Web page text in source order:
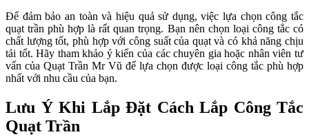
Để đảm bảo an toàn và hiệu quả sử dụng, việc lựa chọn công tắc
quạt trần phù hợp là rất quan trọng. Bạn nên chọn loại công tắc có
chất lượng tốt, phù hợp với công suất của quạt và có khả năng chịu
tải tốt. Hãy tham khảo ý kiến của các chuyên gia hoặc nhân viên tư
vấn của Quạt Trần Mr Vũ để lựa chọn được loại công tắc phù hợp
nhất với nhu cầu của bạn.
Lưu Ý Khi Lắp Đặt Cách Lắp Công Tắc
Quạt Trần